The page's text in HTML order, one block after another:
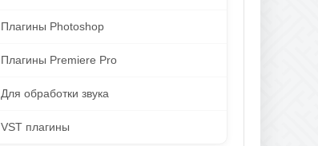
Плагины Photoshop
Плагины Premiere Pro
Для обработки звука
VST плагины